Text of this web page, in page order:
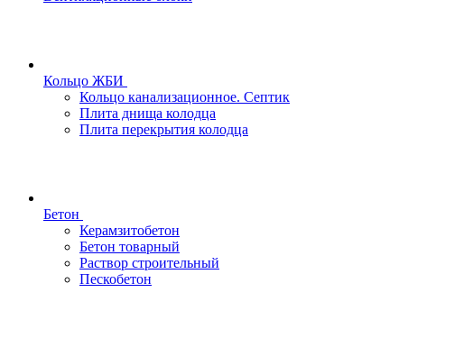
Кольцо ЖБИ
Кольцо канализационное. Септик
Плита днища колодца
Плита перекрытия колодца
Бетон
Керамзитобетон
Бетон товарный
Раствор строительный
Пескобетон